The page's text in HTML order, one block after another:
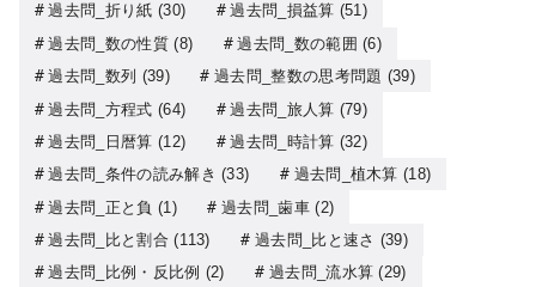
過去問_折り紙 (30) 過去問_損益算 (51)
過去問_数の性質(8) 過去問_数の範囲 (6)
過去問_数列 (39) 過去問_整数の思考問題 (39)
過去問_方程式 (64) 過去問_旅人算 (79)
過去問_日暦算 (12) 過去問_時計算 (32)
過去問_条件の読み解き (33) 過去問_植木算 (18)
過去問_正と負 (1) 過去問_歯車(2)
過去問_比と割合(113) 過去問_比と速さ (39)
過去問_比例・反比例 (2) 過去問_流水算 (29)